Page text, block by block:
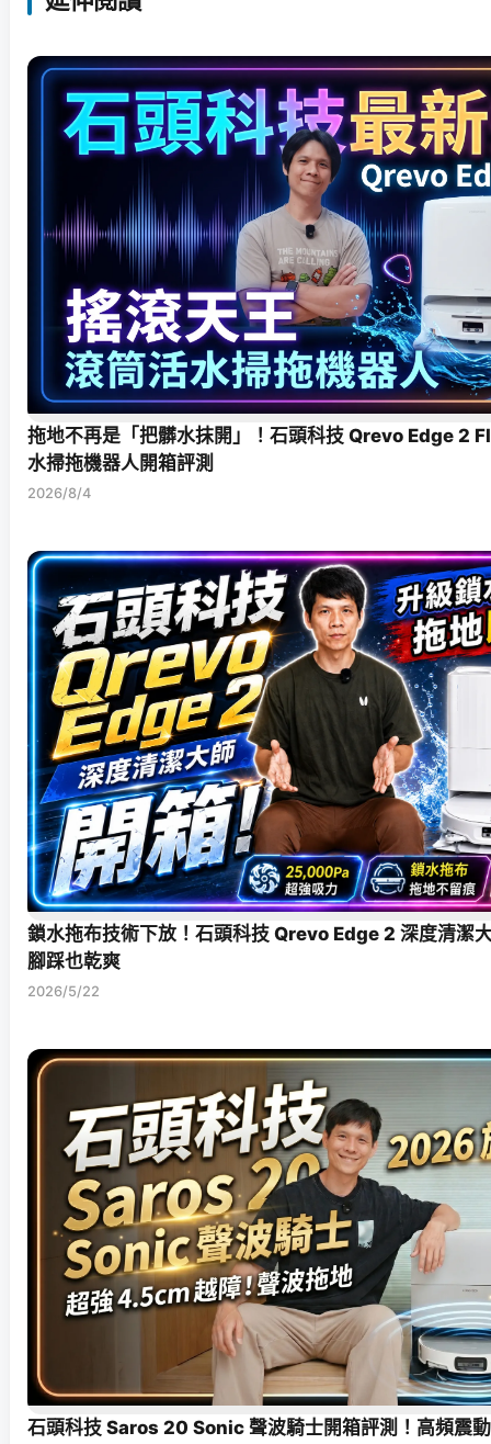
拖地不再是「把髒水抹開」！石頭科技 Qrevo Edge 2
水掃拖機器人開箱評測
2026/8/4
鎖水拖布技術下放！石頭科技 Qrevo Edge 2 深度清潔
腳踩也乾爽
2026/5/22
石頭科技 Saros 20 Sonic 聲波騎士開箱評測！高頻震